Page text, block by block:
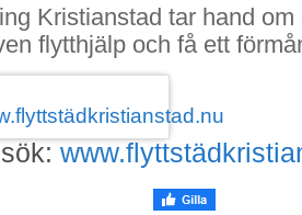
Kristianstad tar hand
flytthjälp och få ett